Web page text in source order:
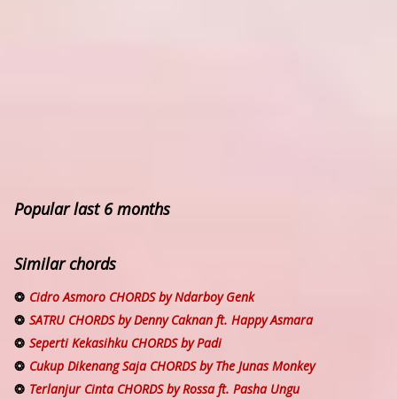
Popular last 6 months
Similar chords
Cidro Asmoro CHORDS by Ndarboy Genk
SATRU CHORDS by Denny Caknan ft. Happy Asmara
Seperti Kekasihku CHORDS by Padi
Cukup Dikenang Saja CHORDS by The Junas Monkey
Terlanjur Cinta CHORDS by Rossa ft. Pasha Ungu